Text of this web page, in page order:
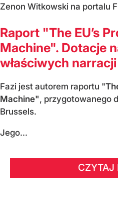
Zenon Witkowski na portalu
Raport "The EU’s
Machine". Dotacje
właściwych narracji
Fazi jest autorem raportu "
Machine", przygotowanego
Brussels.
Jego...
CZYTAJ